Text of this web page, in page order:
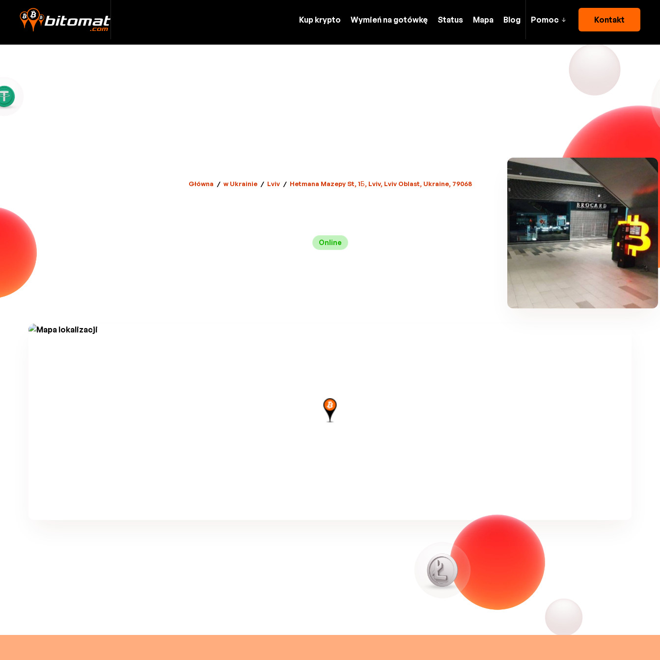
Kup krypto Wymień na gotówkę Status Mapa Blog Pomoc Kontakt
Główna / w Ukrainie / Lviv / Hetmana Mazepy St, 1Б, Lviv, Lviv Oblast, Ukraine, 79068
Online